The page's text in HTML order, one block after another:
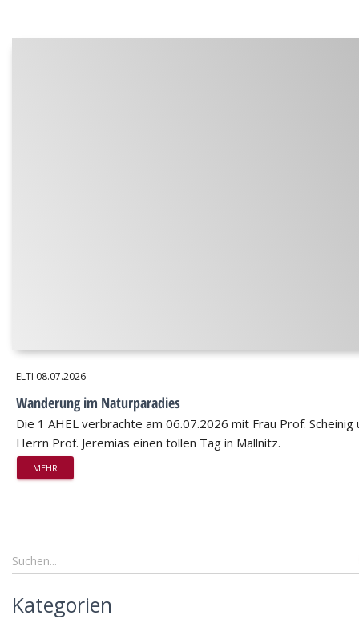
ELTI 08.07.2026
Wanderung im Naturparadies
Die 1 AHEL verbrachte am 06.07.2026 mit Frau Prof. Scheinig
Herrn Prof. Jeremias einen tollen Tag in Mallnitz.
MEHR
Kategorien